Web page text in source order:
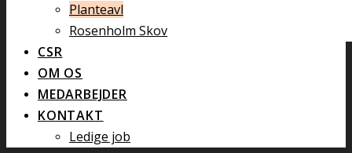
Planteavl
Rosenholm Skov
CSR
OM OS
MEDARBEJDER
KONTAKT
Ledige job